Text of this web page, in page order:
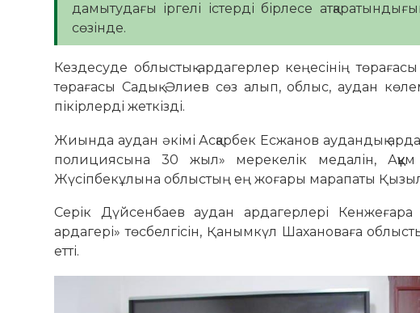
дамытудағы іргелі істерді бірлесе
сөзінде.
Кездесуде облыстық ардагерлер кеңесінің
төрағасы Садық Әлиев сөз алып, облыс, аудан
пікірлерді жеткізді.
Жиында аудан әкімі Асқарбек Есжанов аудандық
полициясына 30 жыл» мерекелік медалін,
Жүсіпбекұлына облыстың ең жоғары марапаты
Серік Дүйсенбаев аудан ардагерлері
ардагері» төсбелгісін, Қанымкүл Шахановаға
етті.